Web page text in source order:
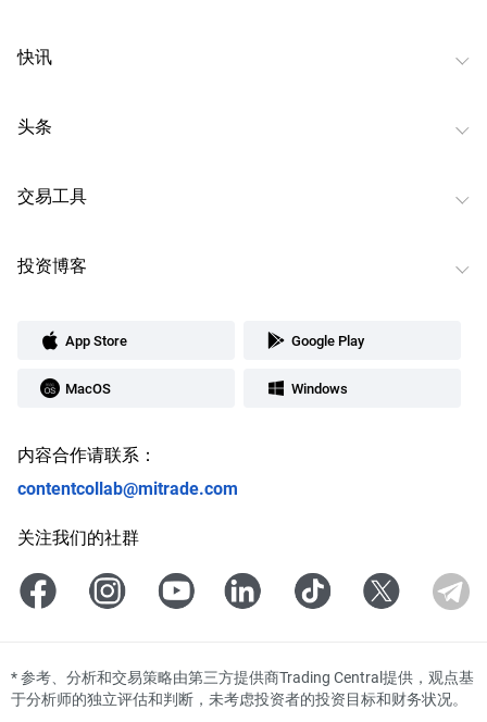
快讯
头条
交易工具
投资博客
App Store Google Play
MacOS Windows
内容合作请联系：
contentcollab@mitrade.com
关注我们的社群
*参考、分析和交易策略由第三方提供商Trading Central提供，观点基
于分析师的独立评估和判断，未考虑投资者的投资目标和财务状况。